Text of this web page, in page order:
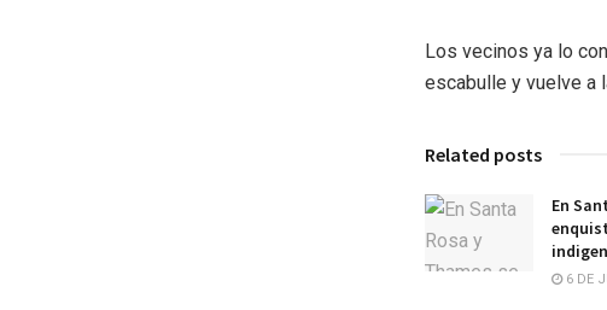
Los vecinos ya lo
escabulle y vuelve a
Related posts
En
6 DE